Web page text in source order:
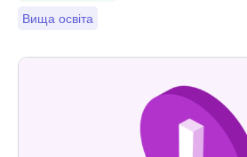
Вища освіта